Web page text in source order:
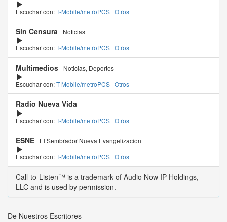
Escuchar con:T-Mobile/metroPCS | Otros
Sin Censura
Noticias
Escuchar con:T-Mobile/metroPCS | Otros
Multimedios
Noticias, Deportes
Escuchar con:T-Mobile/metroPCS | Otros
Radio Nueva Vida
Escuchar con:T-Mobile/metroPCS | Otros
ESNE
El Sembrador Nueva Evangelizacion
Escuchar con:T-Mobile/metroPCS | Otros
Call-to-Listen™ is a trademark of Audio Now IP Holdings,
LLC and is used by permission.
De Nuestros Escritores